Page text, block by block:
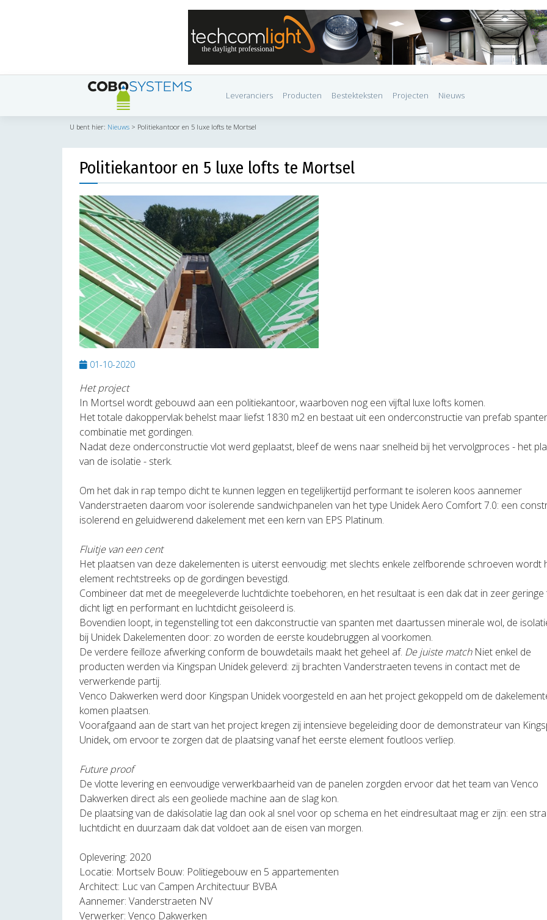
Leveranciers Producten Bestekteksten Projecten Nieuws
U bent hier: Nieuws > Politiekantoor en 5 luxe lofts te Mortsel
Politiekantoor en 5 luxe lofts te Mortsel
01-10-2020
Het project
In Mortsel wordt gebouwd aan een politiekantoor, waarboven nog een vijftal luxe lofts komen.
Het totale dakoppervlak behelst maar liefst 1830 m2 en bestaat uit een onderconstructie van prefab
combinatie met gordingen.
Nadat deze onderconstructie vlot werd geplaatst, bleef de wens naar snelheid bij het vervolgproces - het
van de isolatie - sterk.
Om het dak in rap tempo dicht te kunnen leggen en tegelijkertijd performant te isoleren koos aannemer
Vanderstraeten daarom voor isolerende sandwichpanelen van het type Unidek Aero Comfort 7.0: een
isolerend en geluidwerend dakelement met een kern van EPS Platinum.
Fluitje van een cent
Het plaatsen van deze dakelementen is uiterst eenvoudig: met slechts enkele zelfborende schroeven wordt
element rechtstreeks op de gordingen bevestigd.
Combineer dat met de meegeleverde luchtdichte toebehoren, en het resultaat is een dak dat in zeer geringe
dicht ligt en performant en luchtdicht geïsoleerd is.
Bovendien loopt, in tegenstelling tot een dakconstructie van spanten met daartussen minerale wol, de
bij Unidek Dakelementen door: zo worden de eerste koudebruggen al voorkomen.
De verdere feilloze afwerking conform de bouwdetails maakt het geheel af. De juiste matchNiet enkel de
producten werden via Kingspan Unidek geleverd: zij brachten Vanderstraeten tevens in contact met de
verwerkende partij.
Venco Dakwerken werd door Kingspan Unidek voorgesteld en aan het project gekoppeld om de
komen plaatsen.
Voorafgaand aan de start van het project kregen zij intensieve begeleiding door de demonstrateur van
Unidek, om ervoor te zorgen dat de plaatsing vanaf het eerste element foutloos verliep.
Future proof
De vlotte levering en eenvoudige verwerkbaarheid van de panelen zorgden ervoor dat het team van Venco
Dakwerken direct als een geoliede machine aan de slag kon.
De plaatsing van de dakisolatie lag dan ook al snel voor op schema en het eindresultaat mag er zijn: een
luchtdicht en duurzaam dak dat voldoet aan de eisen van morgen.
Oplevering: 2020
Locatie: Mortselv Bouw: Politiegebouw en 5 appartementen
Architect: Luc van Campen Architectuur BVBA
Aannemer: Vanderstraeten NV
Verwerker: Venco Dakwerken